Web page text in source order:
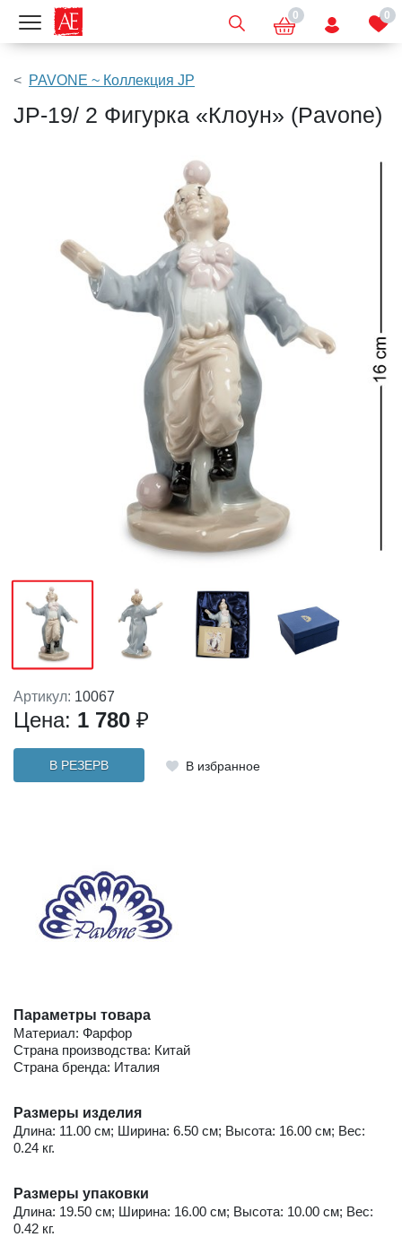
Показать меню 0 0
PAVONE ~ Коллекция JP
JP-19/ 2 Фигурка «Клоун» (Pavone)
Артикул: 10067
Цена: 1 780 ₽
В РЕЗЕРВ В избранное
Параметры товара
Материал: Фарфор
Страна производства: Китай
Страна бренда: Италия
Размеры изделия
Длина: 11.00 см; Ширина: 6.50 см; Высота: 16.00 см; Вес:
0.24 кг.
Размеры упаковки
Длина: 19.50 см; Ширина: 16.00 см; Высота: 10.00 см; Вес:
0.42 кг.